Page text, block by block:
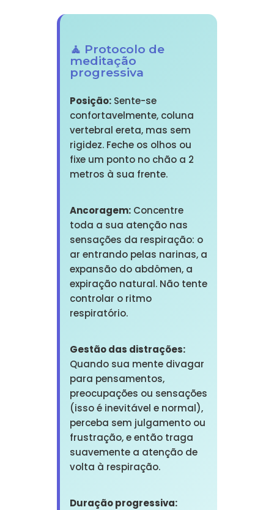
🧘 Protocolo de
meditação
progressiva
Posição:Sente-se
confortavelmente, coluna
vertebral ereta, mas sem
rigidez. Feche os olhos ou
fixe um ponto no chão a 2
metros à sua frente.
Ancoragem:Concentre
toda a sua atenção nas
sensações da respiração: o
ar entrando pelas narinas, a
expansão do abdômen, a
expiração natural. Não tente
controlar o ritmo
respiratório.
Gestão das distrações:
Quando sua mente divagar
para pensamentos,
preocupações ou sensações
(isso é inevitável e normal),
perceba sem julgamento ou
frustração, e então traga
suavemente a atenção de
volta à respiração.
Duração progressiva: